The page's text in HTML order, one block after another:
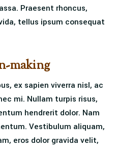
Praesent rhoncus,
tellus ipsum consequat
making
ex sapien viverra nisl, ac
mi. Nullam turpis risus,
hendrerit dolor. Nam
Vestibulum aliquam,
eros dolor gravida velit,